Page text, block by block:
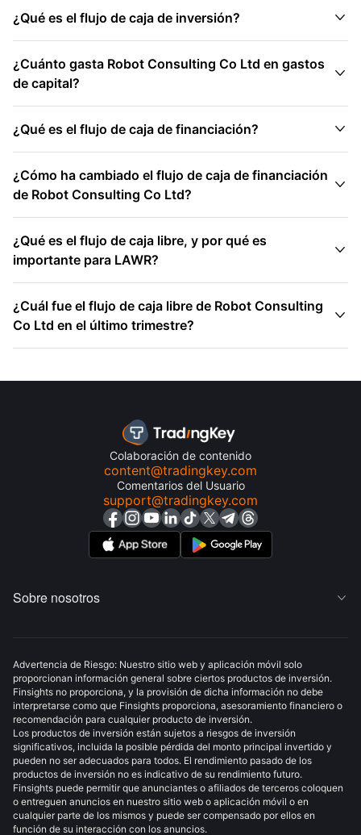
¿Qué es el flujo de caja de inversión? 
¿Cuánto gasta Robot Consulting Co Ltd en gastos
de capital?

¿Qué es el flujo de caja de financiación? 
¿Cómo ha cambiado el flujo de caja de financiación
de Robot Consulting Co Ltd?

¿Qué es el flujo de caja libre, y por qué es
importante para LAWR?

¿Cuál fue el flujo de caja libre de Robot Consulting
Co Ltd en el último trimestre?

Colaboración de contenido
content@tradingkey.com
Comentarios del Usuario
support@tradingkey.com
Sobre nosotros 
Advertencia de Riesgo: Nuestro sitio web y aplicación móvil solo
proporcionan información general sobre ciertos productos de inversión.
Finsights no proporciona, y la provisión de dicha información no debe
interpretarse como que Finsights proporciona, asesoramiento financiero o
recomendación para cualquier producto de inversión.
Los productos de inversión están sujetos a riesgos de inversión
significativos, incluida la posible pérdida del monto principal invertido y
pueden no ser adecuados para todos. El rendimiento pasado de los
productos de inversión no es indicativo de su rendimiento futuro.
Finsights puede permitir que anunciantes o afiliados de terceros coloquen
o entreguen anuncios en nuestro sitio web o aplicación móvil o en
cualquier parte de los mismos y puede ser compensado por ellos en
función de su interacción con los anuncios.